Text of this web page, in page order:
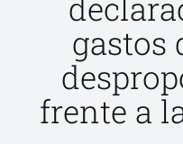
gastos
frente a